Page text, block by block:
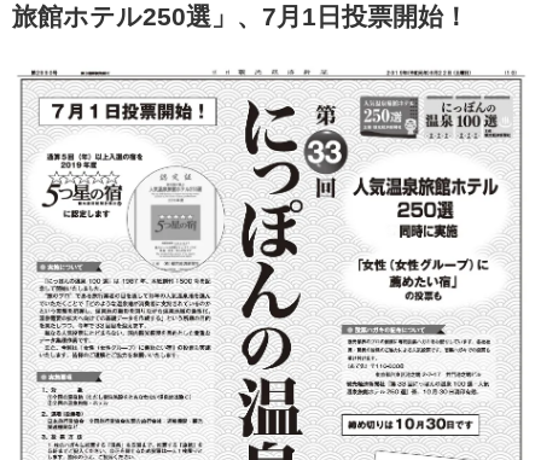
旅館ホテル250選」、7月1日投票開始！